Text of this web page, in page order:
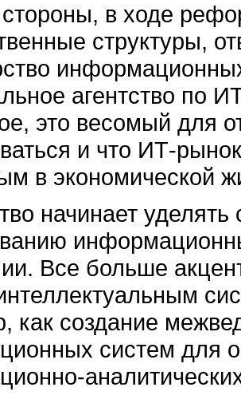
в ходе
структуры,
агентство по
это весомый для
и что ИТ-рынок
в экономической
начинает
Все больше
как создание
систем для